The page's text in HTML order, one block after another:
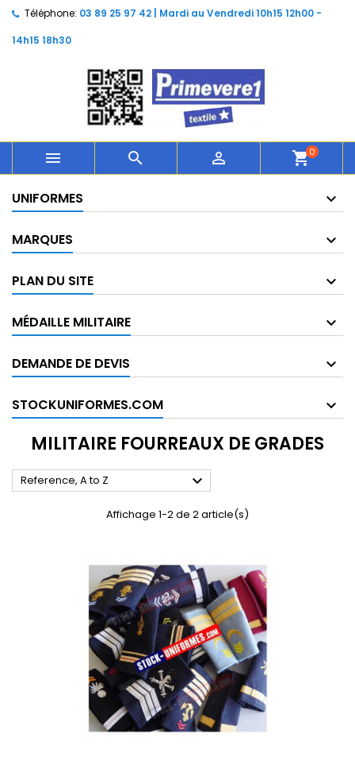
Téléphone: 03 89 25 97 42 | Mardi au Vendredi 10h15 12h00 -
14h15 18h30
   shopping_cart0
UNIFORMES
MARQUES
PLAN DU SITE
MÉDAILLE MILITAIRE
DEMANDE DE DEVIS
STOCKUNIFORMES.COM
MILITAIRE FOURREAUX DE GRADES
Reference, A to Z 
Affichage 1-2 de 2 article(s)